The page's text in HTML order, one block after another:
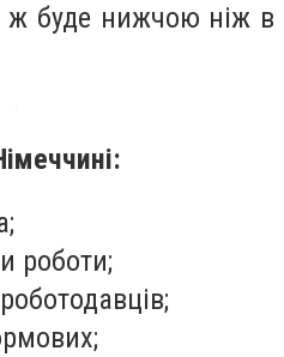
ж буде нижчою ніж в
роботи;